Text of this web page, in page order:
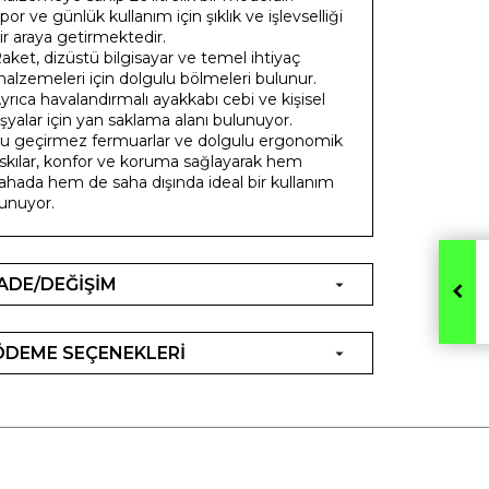
ve günlük kullanım için şıklık ve işlevselliği
araya getirmektedir.
dizüstü bilgisayar ve temel ihtiyaç
için dolgulu bölmeleri bulunur.
havalandırmalı ayakkabı cebi ve kişisel
için yan saklama alanı bulunuyor.
geçirmez fermuarlar ve dolgulu ergonomik
konfor ve koruma sağlayarak hem
hem de saha dışında ideal bir kullanım
DEĞİŞİM
SEÇENEKLERİ